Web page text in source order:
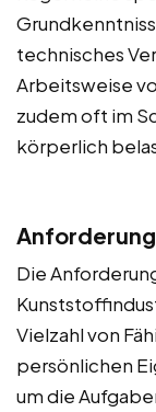
technisches
Arbeitsweise
zudem oft im
körperlich
Die
Vielzahl von
persönlichen
um die